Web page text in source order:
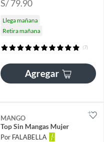
S/ 79.90
Llega mañana
Retira mañana
(7)
Agregar
MANGO
Top Sin Mangas Mujer
Por FALABELLA